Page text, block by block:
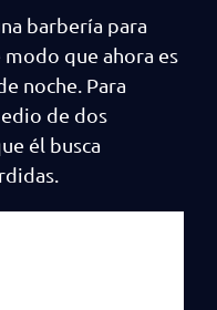
barbería para
modo que ahora es
noche. Para
de dos
él busca